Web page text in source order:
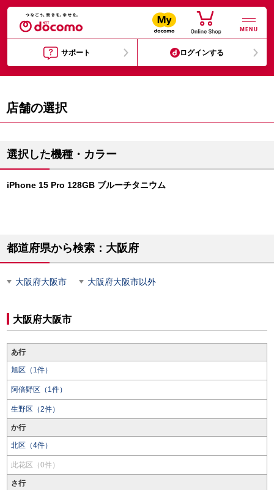
MENU
サポート ログインする
店舗の選択
選択した機種・カラー
iPhone 15 Pro 128GB ブルーチタニウム
都道府県から検索：大阪府
大阪府大阪市 大阪府大阪市以外
大阪府大阪市
あ行
旭区（1件）
阿倍野区（1件）
生野区（2件）
か行
北区（4件）
此花区（0件）
さ行